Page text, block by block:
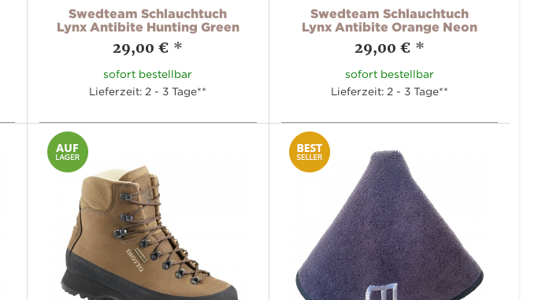
Swedteam Schlauchtuch
Lynx Antibite Hunting Green
29,00 € *
sofort bestellbar
Lieferzeit: 2 - 3 Tage**
Swedteam Schlauchtuch
Lynx Antibite Orange Neon
29,00 € *
sofort bestellbar
Lieferzeit: 2 - 3 Tage**